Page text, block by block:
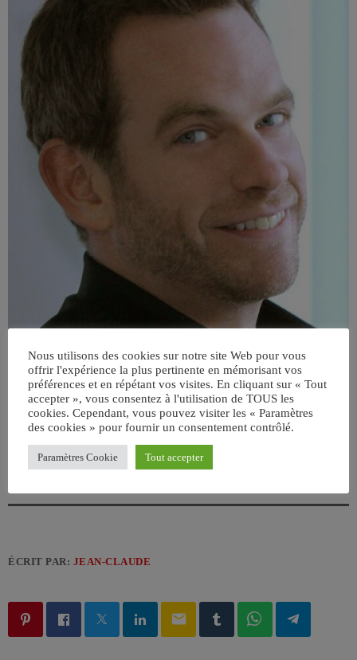
ÉCRIT PAR: JEAN-CLAUDE
email
Nous utilisons des cookies sur notre site Web pour vous
offrir l'expérience la plus pertinente en mémorisant vos
préférences et en répétant vos visites. En cliquant sur « Tout
accepter », vous consentez à l'utilisation de TOUS les
cookies. Cependant, vous pouvez visiter les « Paramètres
des cookies » pour fournir un consentement contrôlé.
Paramètres Cookie Tout accepter